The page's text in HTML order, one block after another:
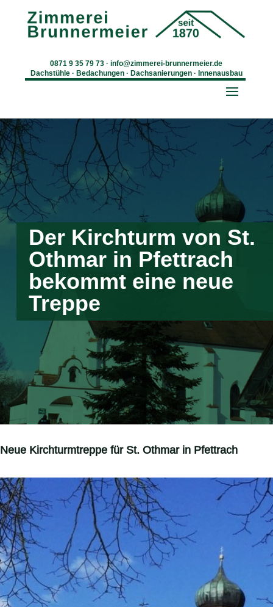
0871 9 35 79 73 ·info@zimmerei-brunnermeier.de
Dachstühle · Bedachungen · Dachsanierungen · Innenausbau
Der Kirchturm von St.
Othmar in Pfettrach
bekommt eine neue
Treppe
Neue Kirchturmtreppe für St. Othmar in Pfettrach